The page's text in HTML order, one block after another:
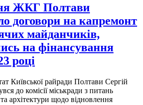
ЖКГ Полтави
договори на капремонт
майданчиків,
на фінансування
році
Київської райради Полтави Сергій
до комісії міськради з питань
архітектури щодо відновлення